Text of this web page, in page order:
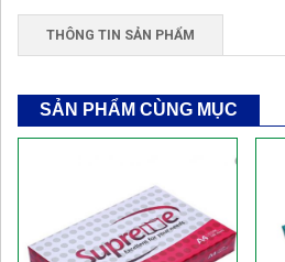
THÔNG TIN SẢN PHẨM
SẢN PHẨM CÙNG MỤC